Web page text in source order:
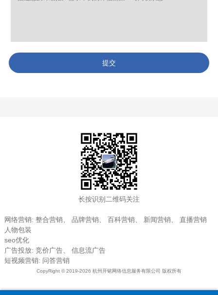
提交
长按识别二维码关注
网络营销: 整合营销 品牌营销 百科营销 新闻营销
直播营销
人物包装
seo优化
广告投放: 竞价广告、 信息流广告
短视频营销: 问答营销
CopyRight © 2019-2026 杭州开铭网络信息服务有限公司 版权所有